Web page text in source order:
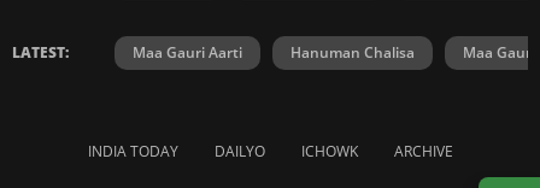
LATEST: Maa Gauri Aarti Hanuman Chalisa Maa Gauri
INDIA TODAY DAILYO ICHOWK ARCHIVE